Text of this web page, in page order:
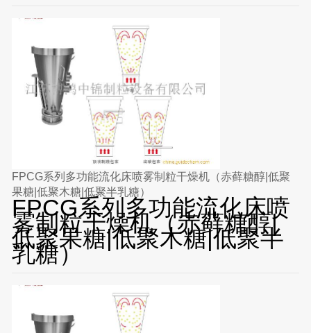
FPCG系列多功能流化床喷雾制粒干燥机（赤藓糖醇|低聚
果糖|低聚木糖|低聚半乳糖）
FPCG系列多功能流化床喷
雾制粒干燥机（赤藓糖醇|
低聚果糖|低聚木糖|低聚半
乳糖）